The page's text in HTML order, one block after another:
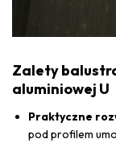
Zalety
aluminiowej U
Praktyczne
pod profilem